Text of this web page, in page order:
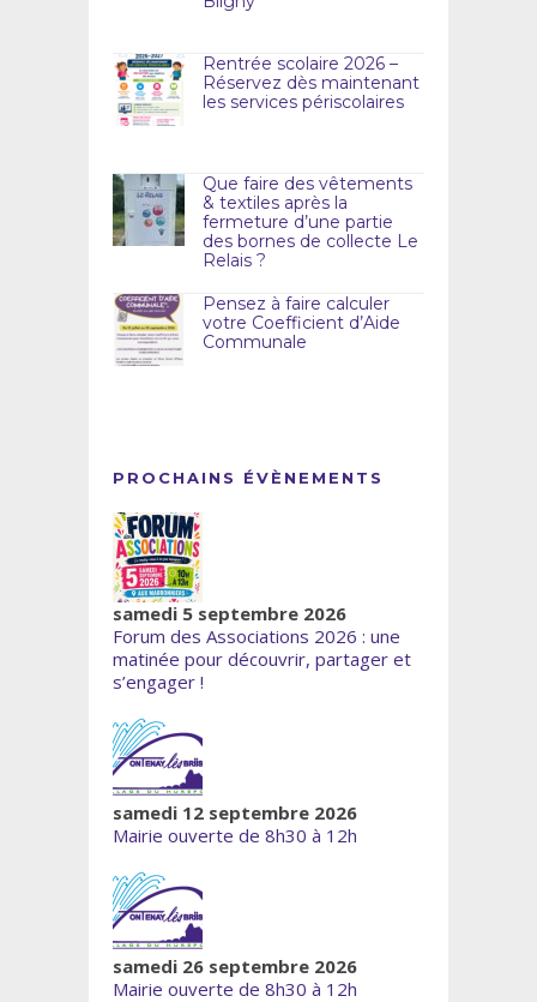
Rentrée scolaire 2026 –
Réservez dès maintenant
les services périscolaires
Que faire des vêtements
& textiles après la
fermeture d’une partie
des bornes de collecte Le
Relais ?
Pensez à faire calculer
votre Coefficient d’Aide
Communale
PROCHAINS ÉVÈNEMENTS
samedi 5 septembre 2026
Forum des Associations 2026 : une
matinée pour découvrir, partager et
s’engager !
samedi 12 septembre 2026
Mairie ouverte de 8h30 à 12h
samedi 26 septembre 2026
Mairie ouverte de 8h30 à 12h